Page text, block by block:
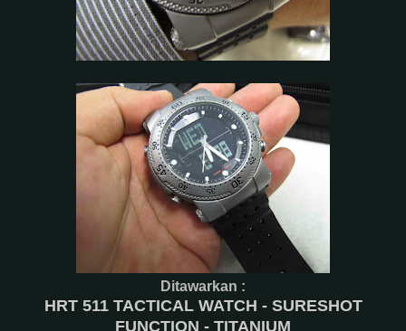
Ditawarkan :
HRT 511 TACTICAL WATCH - SURESHOT
FUNCTION - TITANIUM